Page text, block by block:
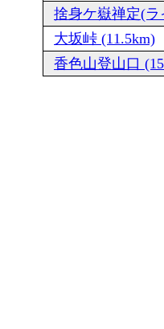
捨身ケ嶽禅定(ラ
大坂峠 (11.5km)
香色山登山口